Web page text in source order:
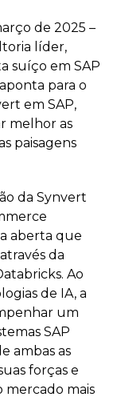
de 2025 –
líder,
suíço em SAP
para o
em SAP,
melhor as
paisagens
da Synvert
aberta que
da
Ao
de IA, a
um
SAP
ambas as
forças e
mercado mais